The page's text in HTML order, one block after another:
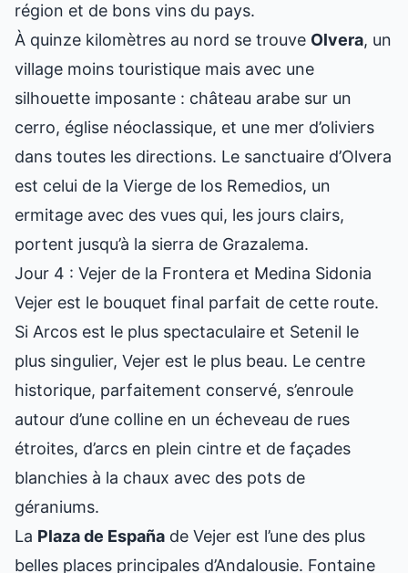
région et de bons vins du pays.
À quinze kilomètres au nord se trouve Olvera, un
village moins touristique mais avec une
silhouette imposante : château arabe sur un
cerro, église néoclassique, et une mer d’oliviers
dans toutes les directions. Le sanctuaire d’Olvera
est celui de la Vierge de los Remedios, un
ermitage avec des vues qui, les jours clairs,
portent jusqu’à la sierra de Grazalema.
Jour 4 : Vejer de la Frontera et Medina Sidonia
Vejer est le bouquet final parfait de cette route.
Si Arcos est le plus spectaculaire et Setenil le
plus singulier, Vejer est le plus beau. Le centre
historique, parfaitement conservé, s’enroule
autour d’une colline en un écheveau de rues
étroites, d’arcs en plein cintre et de façades
blanchies à la chaux avec des pots de
géraniums.
La Plaza de España de Vejer est l’une des plus
belles places principales d’Andalousie. Fontaine